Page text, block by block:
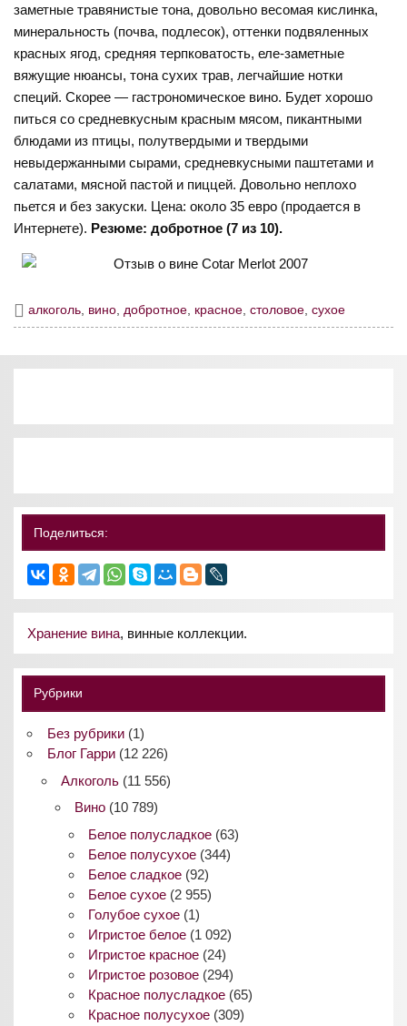
заметные травянистые тона, довольно весомая кислинка,
минеральность (почва, подлесок), оттенки подвяленных
красных ягод, средняя терпковатость, еле-заметные
вяжущие нюансы, тона сухих трав, легчайшие нотки
специй. Скорее — гастрономическое вино. Будет хорошо
питься со средневкусным красным мясом, пикантными
блюдами из птицы, полутвердыми и твердыми
невыдержанными сырами, средневкусными паштетами и
салатами, мясной пастой и пиццей. Довольно неплохо
пьется и без закуски. Цена: около 35 евро (продается в
Интернете). Резюме: добротное (7 из 10).
алкоголь вино добротное красное ,столовое ,сухое
Поделиться:
Хранение вина, винные коллекции.
Рубрики
Без рубрики(1)
Блог Гарри(12 226)
Алкоголь(11 556)
Вино(10 789)
Белое полусладкое (63)
Белое полусухое (344)
Белое сладкое (92)
Белое сухое (2 955)
Голубое сухое (1)
Игристое белое (1 092)
Игристое красное (24)
Игристое розовое (294)
Красное полусладкое (65)
Красное полусухое (309)